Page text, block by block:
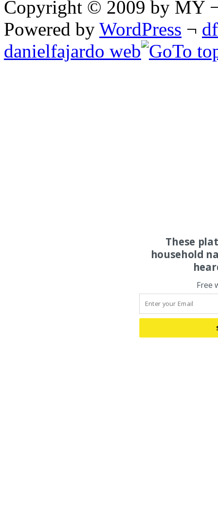
Copyright © 2009 by MY
Powered by WordPress ¬
danielfajardo web
These
household
Free